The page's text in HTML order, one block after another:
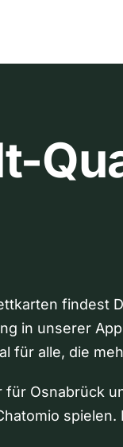
findest
in unserer
für alle, die
für Osnabrück